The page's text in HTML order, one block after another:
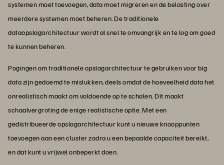
systemen moet toevoegen, data moet migreren en de belasting over
meerdere systemen moet beheren. De traditionele
dataopslagarchitectuur wordt al snel te omvangrijk en te log om goed
te kunnen beheren.
Pogingen om traditionele opslagarchitectuur te gebruiken voor big
data zijn gedoemd te mislukken, deels omdat de hoeveelheid data het
onrealistisch maakt om voldoende op te schalen. Dit maakt
schaalvergroting de enige realistische optie. Met een
gedistribueerde opslagarchitectuur kunt u nieuwe knooppunten
toevoegen aan een cluster zodra u een bepaalde capaciteit bereikt,
en dat kunt u vrijwel onbeperkt doen.